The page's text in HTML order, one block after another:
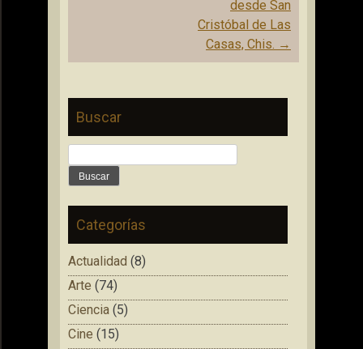
desde San
Cristóbal de Las
Casas, Chis. →
Buscar
Categorías
Actualidad (8)
Arte (74)
Ciencia (5)
Cine (15)